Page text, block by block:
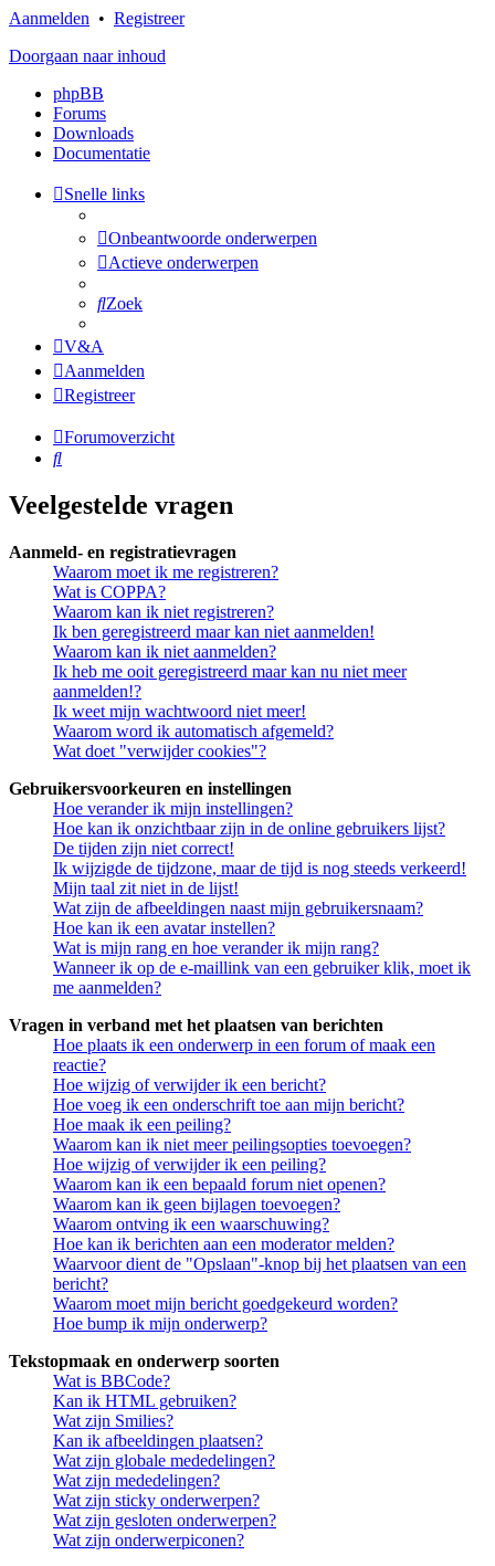
Aanmelden • Registreer
Doorgaan naar inhoud
phpBB
Forums
Downloads
Documentatie
Snelle links
Onbeantwoorde onderwerpen
Actieve onderwerpen
Zoek
V&A
Aanmelden
Registreer
Forumoverzicht
Zoek
Veelgestelde vragen
Aanmeld- en registratievragen
Waarom moet ik me registreren?
Wat is COPPA?
Waarom kan ik niet registreren?
Ik ben geregistreerd maar kan niet aanmelden!
Waarom kan ik niet aanmelden?
Ik heb me ooit geregistreerd maar kan nu niet meer
aanmelden!?
Ik weet mijn wachtwoord niet meer!
Waarom word ik automatisch afgemeld?
Wat doet "verwijder cookies"?
Gebruikersvoorkeuren en instellingen
Hoe verander ik mijn instellingen?
Hoe kan ik onzichtbaar zijn in de online gebruikers lijst?
De tijden zijn niet correct!
Ik wijzigde de tijdzone, maar de tijd is nog steeds verkeerd!
Mijn taal zit niet in de lijst!
Wat zijn de afbeeldingen naast mijn gebruikersnaam?
Hoe kan ik een avatar instellen?
Wat is mijn rang en hoe verander ik mijn rang?
Wanneer ik op de e-maillink van een gebruiker klik, moet ik
me aanmelden?
Vragen in verband met het plaatsen van berichten
Hoe plaats ik een onderwerp in een forum of maak een
reactie?
Hoe wijzig of verwijder ik een bericht?
Hoe voeg ik een onderschrift toe aan mijn bericht?
Hoe maak ik een peiling?
Waarom kan ik niet meer peilingsopties toevoegen?
Hoe wijzig of verwijder ik een peiling?
Waarom kan ik een bepaald forum niet openen?
Waarom kan ik geen bijlagen toevoegen?
Waarom ontving ik een waarschuwing?
Hoe kan ik berichten aan een moderator melden?
Waarvoor dient de "Opslaan"-knop bij het plaatsen van een
bericht?
Waarom moet mijn bericht goedgekeurd worden?
Hoe bump ik mijn onderwerp?
Tekstopmaak en onderwerp soorten
Wat is BBCode?
Kan ik HTML gebruiken?
Wat zijn Smilies?
Kan ik afbeeldingen plaatsen?
Wat zijn globale mededelingen?
Wat zijn mededelingen?
Wat zijn sticky onderwerpen?
Wat zijn gesloten onderwerpen?
Wat zijn onderwerpiconen?